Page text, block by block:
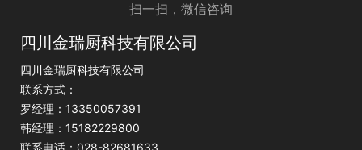
扫一扫，微信咨询
四川金瑞厨科技有限公司
四川金瑞厨科技有限公司
联系方式：
罗经理：13350057391
韩经理：15182229800